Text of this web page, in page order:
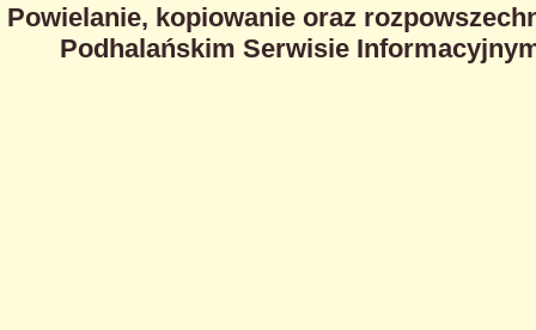
Powielanie, kopiowanie oraz
Podhalańskim Serwisie